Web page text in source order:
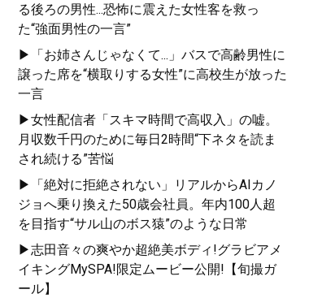
る後ろの男性...恐怖に震えた女性客を救っ
た“強面男性の一言”
▶「お姉さんじゃなくて...」バスで高齢男性に
譲った席を“横取りする女性”に高校生が放った
一言
▶女性配信者「スキマ時間で高収入」の嘘。
月収数千円のために毎日2時間“下ネタを読ま
され続ける”苦悩
▶「絶対に拒絶されない」リアルからAIカノ
ジョへ乗り換えた50歳会社員。年内100人超
を目指す“サル山のボス猿”のような日常
▶志田音々の爽やか超絶美ボディ!グラビアメ
イキングMySPA!限定ムービー公開!【旬撮ガ
ール】